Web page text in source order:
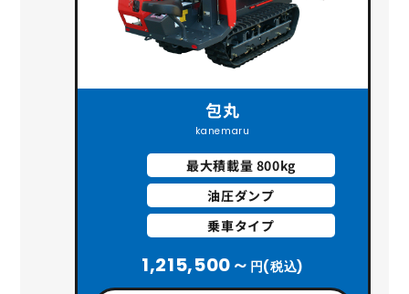
包丸
kanemaru
最大積載量 800kg
油圧ダンプ
乗車タイプ
1,215,500～ 円(税込)